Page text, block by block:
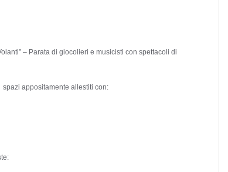
– Parata di giocolieri e musicisti con spettacoli di
appositamente allestiti con: